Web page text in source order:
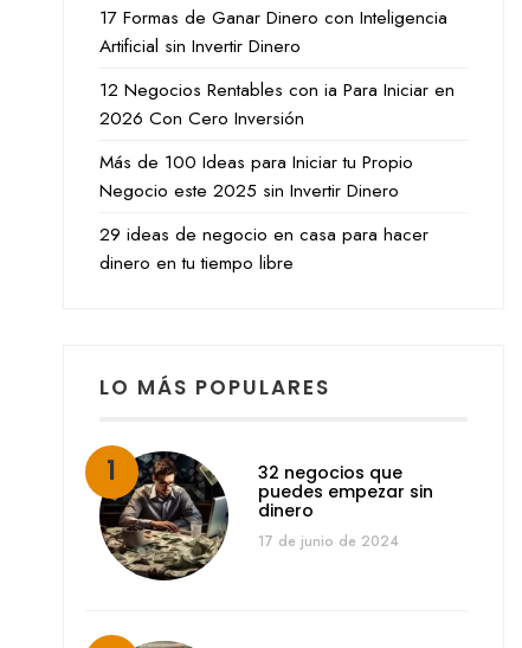
17 Formas de Ganar Dinero con Inteligencia
Artificial sin Invertir Dinero
12 Negocios Rentables con ia Para Iniciar en
2026 Con Cero Inversión
Más de 100 Ideas para Iniciar tu Propio
Negocio este 2025 sin Invertir Dinero
29 ideas de negocio en casa para hacer
dinero en tu tiempo libre
LO MÁS POPULARES
32 negocios que
puedes empezar sin
dinero
17 de junio de 2024